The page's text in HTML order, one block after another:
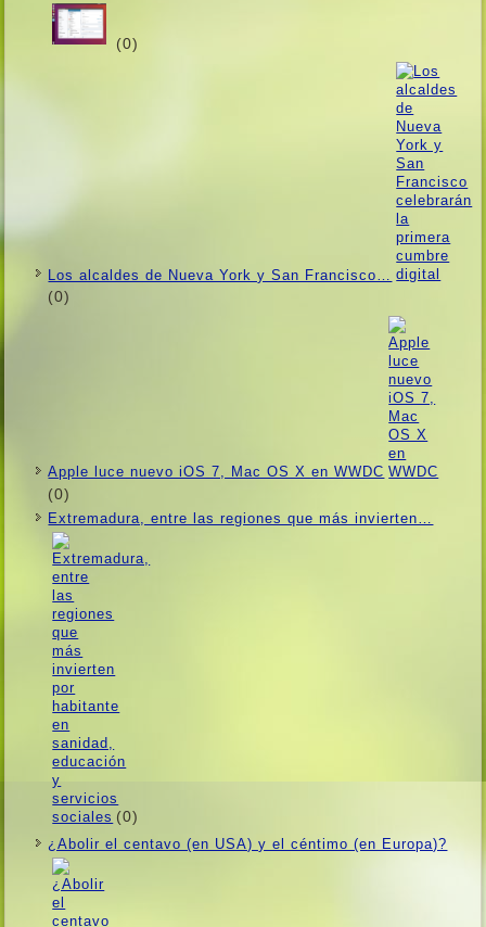
(0)
Los alcaldes de Nueva York y San Francisco…
(0)
Apple luce nuevo iOS 7, Mac OS X en WWDC
(0)
Extremadura, entre las regiones que más invierten…
(0)
¿Abolir el centavo (en USA) y el céntimo (en Europa)?